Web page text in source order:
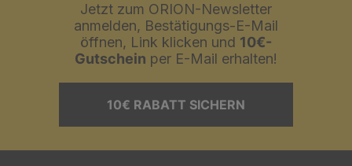
Jetzt zum ORION-Newsletter
anmelden, Bestätigungs-E-Mail
öffnen, Link klicken und 10€-
Gutschein per E-Mail erhalten!
10€ RABATT SICHERN